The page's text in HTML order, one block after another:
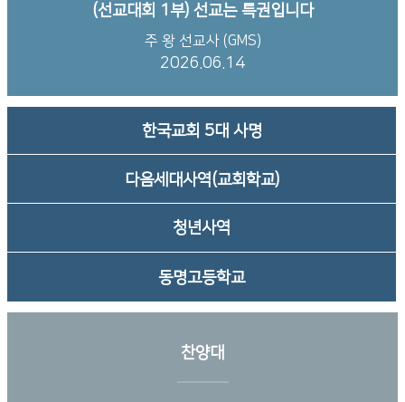
(선교대회 1부) 선교는 특권입니다
주 왕 선교사 (GMS)
2026.06.14
한국교회 5대 사명
다음세대사역(교회학교)
청년사역
동명고등학교
찬양대